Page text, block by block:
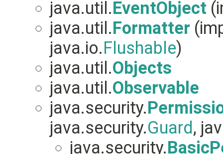
java.util.EventObject
java.util.Formatter
java.io.Flushable)
java.util.Objects
java.util.Observable
java.security.
java.security.Guard,
java.security.